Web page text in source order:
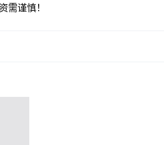
需谨慎！